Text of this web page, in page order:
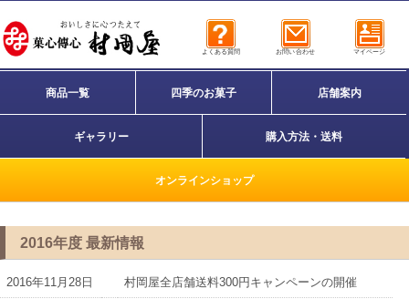
よくある質問 お問い合わせ マイページ
商品一覧 四季のお菓子 店舗案内
ギャラリー 購入方法・送料
オンラインショップ
2016年度 最新情報
2016年11月28日 村岡屋全店舗送料300円キャンペーンの開催